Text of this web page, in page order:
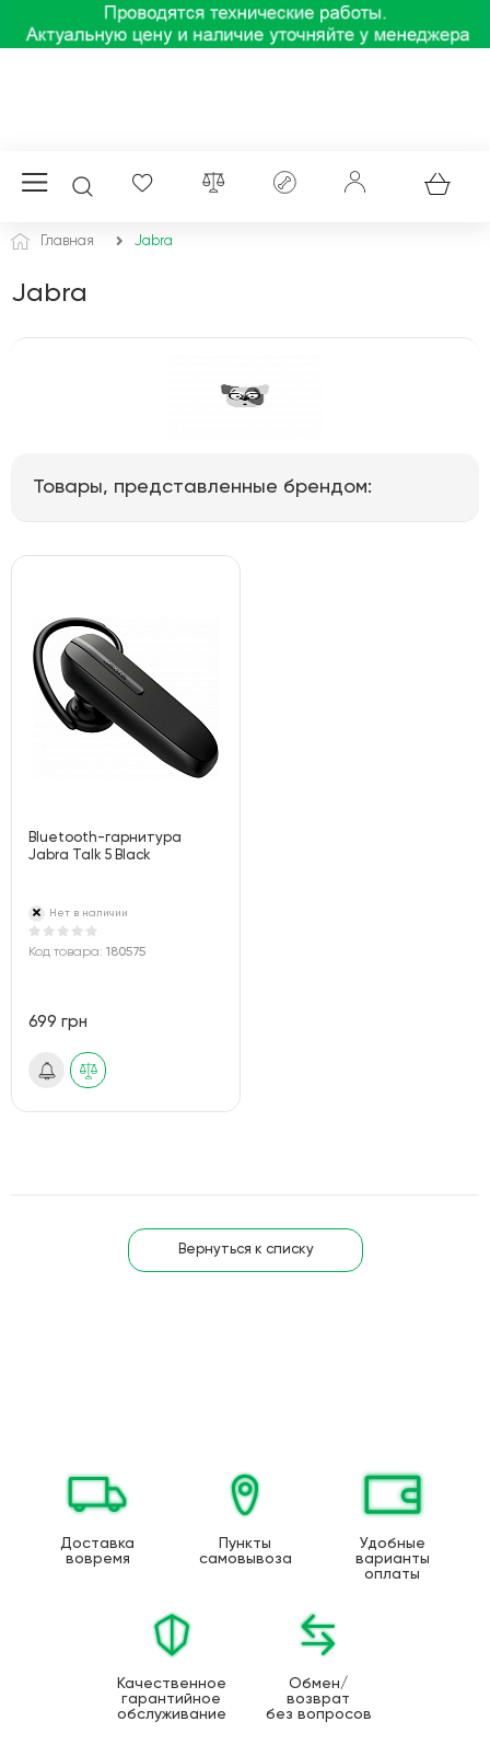
Главная Jabra
Jabra
Товары, представленные брендом:
Bluetooth-гарнитура
Jabra Talk 5 Black
Нет в наличии
Код товара: 180575
699 грн
Вернуться к списку
Доставка
вовремя
Пункты
самовывоза
Удобные
варианты
оплаты
Качественное
гарантийное
обслуживание
Обмен/
возврат
без вопросов